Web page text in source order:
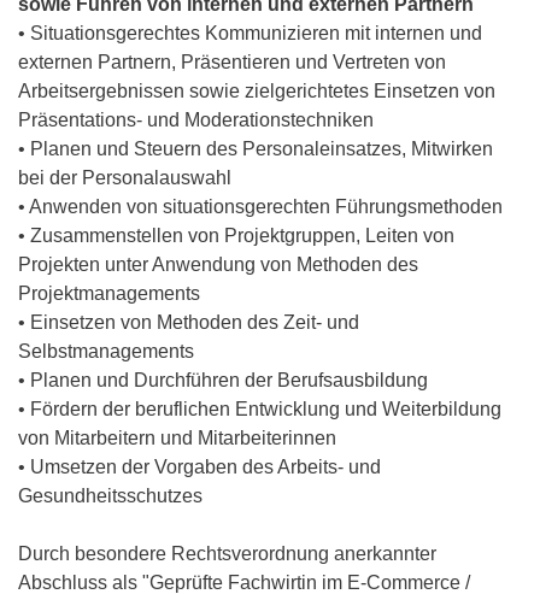
sowie Führen von internen und externen Partnern
• Situationsgerechtes Kommunizieren mit internen und
externen Partnern, Präsentieren und Vertreten von
Arbeitsergebnissen sowie zielgerichtetes Einsetzen von
Präsentations- und Moderationstechniken
• Planen und Steuern des Personaleinsatzes, Mitwirken
bei der Personalauswahl
• Anwenden von situationsgerechten Führungsmethoden
• Zusammenstellen von Projektgruppen, Leiten von
Projekten unter Anwendung von Methoden des
Projektmanagements
• Einsetzen von Methoden des Zeit- und
Selbstmanagements
• Planen und Durchführen der Berufsausbildung
• Fördern der beruflichen Entwicklung und Weiterbildung
von Mitarbeitern und Mitarbeiterinnen
• Umsetzen der Vorgaben des Arbeits- und
Gesundheitsschutzes
Durch besondere Rechtsverordnung anerkannter
Abschluss als "Geprüfte Fachwirtin im E-Commerce /